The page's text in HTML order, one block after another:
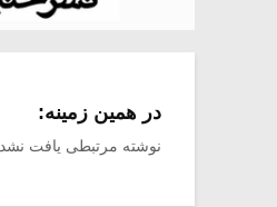
در همین زمینه:
نوشته مرتبطی یافت نشد